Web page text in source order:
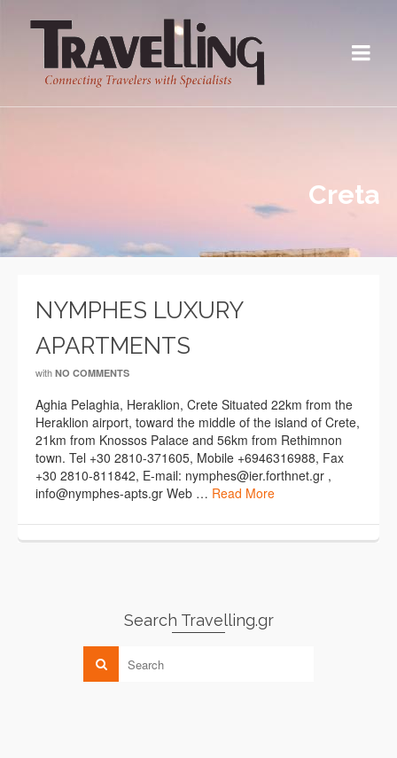
Creta
NYMPHES LUXURY
APARTMENTS
with NO COMMENTS
Aghia Pelaghia, Heraklion, Crete Situated 22km from the
Heraklion airport, toward the middle of the island of Crete,
21km from Knossos Palace and 56km from Rethimnon
town. Tel +30 2810-371605, Mobile +6946316988, Fax
+30 2810-811842, E-mail: nymphes@ier.forthnet.gr ,
info@nymphes-apts.gr Web … Read More
Search Travelling.gr